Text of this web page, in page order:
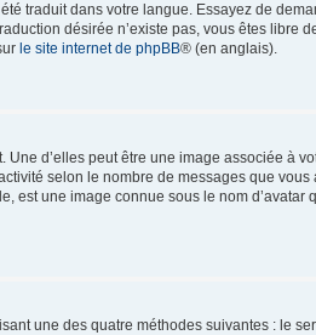
traduit dans votre langue. Essayez de
désirée n’existe pas, vous êtes libre
le site internet de phpBB® (en anglais).
d’elles peut être une image associée à
selon le nombre de messages que vous
est une image connue sous le nom d’avatar
une des quatre méthodes suivantes : le